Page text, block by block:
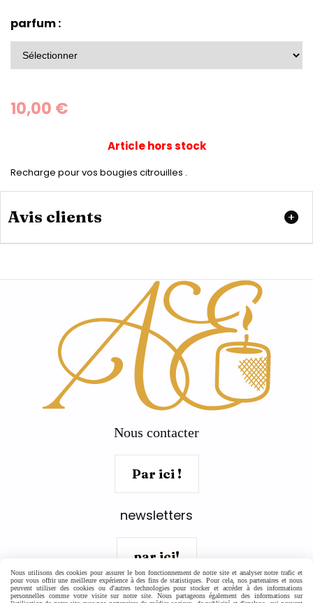
parfum :
10,00 €
Article hors stock
Recharge pour vos bougies citrouilles .
Avis clients
Nous contacter
Par ici !
newsletters
par ici!
Nous utilisons des cookies pour assurer le bon fonctionnement de notre site et analyser notre trafic et
pour vous offrir une meilleure expérience à des fins de statistiques. Pour cela, nos partenaires et nous
peuvent utiliser des cookies ou d'autres technologies pour stocker et accéder à des informations
personnelles comme votre visite sur notre site. Nous partageons également des informations sur